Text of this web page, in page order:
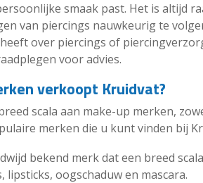
smaak past. Het is altijd
van piercings nauwkeurig te
over piercings of
voor advies.
verkoopt Kruidvat?
scala aan make-up merken,
merken die u kunt vinden bij
bekend merk dat een breed
oogschaduw en mascara.